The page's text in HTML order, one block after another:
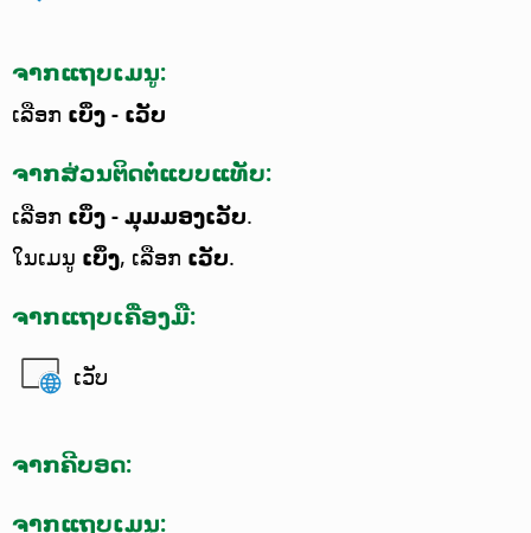
ຈາກແຖບເມນູ:
ເລືອກ ເບິ່ງ - ເວັບ
ຈາກສ່ວນຕິດຕໍ່ແບບແທັບ:
ເລືອກ ເບິ່ງ - ມຸມມອງເວັບ.
ໃນເມນູ ເບິ່ງ, ເລືອກ ເວັບ.
ຈາກແຖບເຄື່ອງມື:
ເວັບ
ຈາກຄີບອດ:
ຈາກແຖບເມນູ: